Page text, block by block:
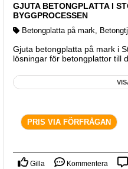
GJUTA BETONGPLATTA I
BYGGPROCESSEN
Betongplatta på mark
Gjuta betongplatta på mark i
lösningar för betongplattor till
PRIS VIA FÖRFRÅGAN
Gilla Kommentera